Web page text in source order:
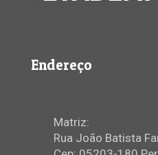
Endereço
Matriz:
Rua João Batista